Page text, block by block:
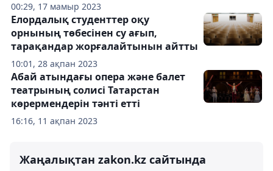
00:29, 17 мамыр 2023
10:01, 28 ақпан 2023
Елордалық студенттер оқу
орнының төбесінен су ағып,
тарақандар жорғалайтынын айтты
16:16, 11 ақпан 2023
Абай атындағы опера және балет
театрының солисі Татарстан
көрермендерін тәнті етті
Жаңалықтан zakon.kz сайтында